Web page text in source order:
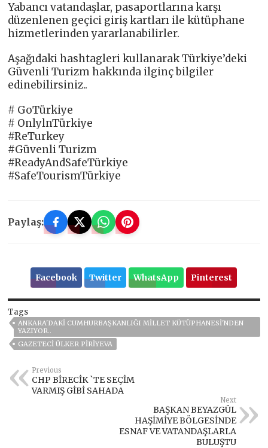
Yabancı vatandaşlar, pasaportlarına karşı
düzenlenen geçici giriş kartları ile kütüphane
hizmetlerinden yararlanabilirler.
Aşağıdaki hashtagleri kullanarak Türkiye’deki
Güvenli Turizm hakkında ilginç bilgiler
edinebilirsiniz..
# GoTürkiye
# OnlylnTürkiye
#ReTurkey
#Güvenli Turizm
#ReadyAndSafeTürkiye
#SafeTourismTürkiye
Paylaş:
Facebook Twitter WhatsApp Pinterest
Tags
ANKARA'DAKI CUMHURBAŞKANLIĞI MILLET KÜTÜPHANESI'NDEN
YAZIYOR..
GAZETECI ÜLKER PİRİYEVA
Previous
CHP BİRECİK `TE SEÇİM
VARMIŞ GİBİ SAHADA
Next
BAŞKAN BEYAZGÜL
HAŞİMİYE BÖLGESİNDE
ESNAF VE VATANDAŞLARLA
BULUŞTU